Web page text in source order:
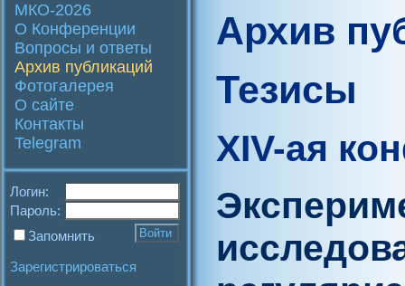
МКО-2026
О Конференции
Вопросы и ответы
Архив публикаций
Фотогалерея
О сайте
Контакты
Telegram
Логин:
Пароль:
Запомнить
Зарегистрироваться
Архив
Тезисы
XIV-ая